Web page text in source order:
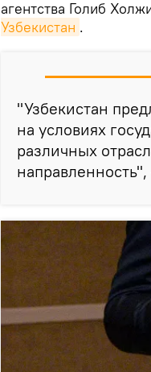
агентства Голиб
Узбекистан .
"Узбекистан
на условиях
различных